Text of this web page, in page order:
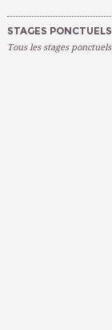
STAGES PONCTUELS
Tous les stages ponctuels